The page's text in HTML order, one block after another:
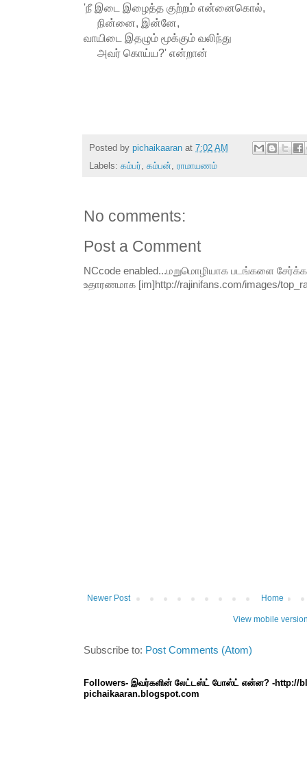
'நீ இடை இழைத்த குற்றம் என்னைகொல்,
நின்னை, இன்னே,
வாயிடை இதழும் மூக்கும் வலிந்து
அவர் கொய்ய?' என்றான்
Posted by pichaikaaran at 7:02 AM
Labels: கம்பர், கம்பன், ராமாயணம்
No comments:
Post a Comment
NCcode enabled...மறுமொழியாக படங்களை சேர்க்க
உதாரணமாக [im]http://rajinifans.com/images/
Newer Post Home
View mobile
Subscribe to: Post Comments (Atom)
Followers- இவர்களின் லேட்டஸ்ட் போஸ்ட் என்ன? -http://
pichaikaaran.blogspot.com